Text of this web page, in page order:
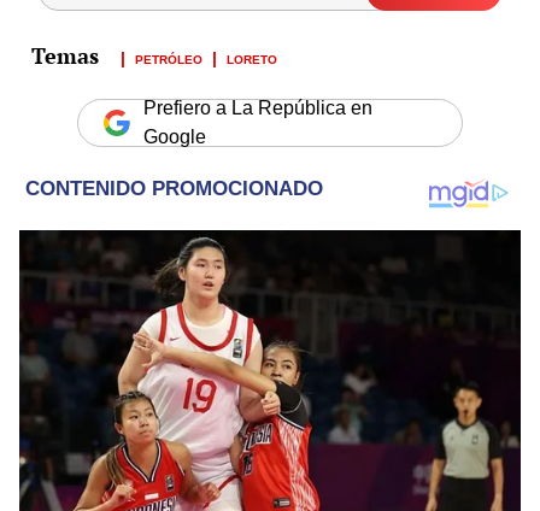
PETRÓLEO LORETO
Prefiero a La República en
Google